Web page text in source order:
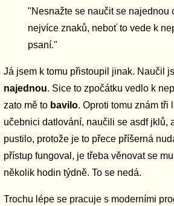
"Nesnažte se naučit se najednou
nejvíce znaků, neboť to vede k
psaní."
Já jsem k tomu přistoupil jinak. Naučil
najednou. Sice to zpočátku vedlo k
zato mě to bavilo. Oproti tomu znám tři
učebnici datlování, naučili se asdf jklů,
pustilo, protože je to přece příšerná
přístup fungoval, je třeba věnovat se
několik hodin týdně. To se nedá.
Trochu lépe se pracuje s moderními